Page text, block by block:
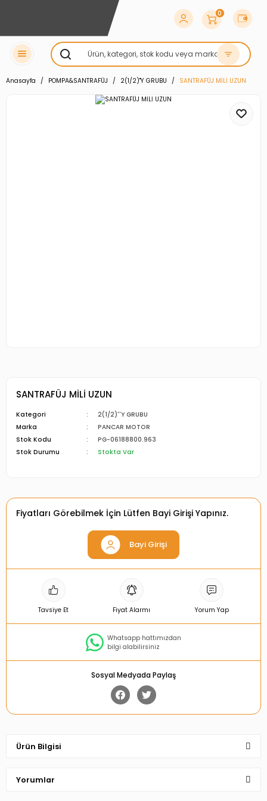
0
Anasayfa POMPA&SANTRAFÜJ 2(1/2)''Y GRUBU SANTRAFÜJ MİLİ UZUN
SANTRAFÜJ MİLİ UZUN
Kategori
2(1/2)''Y GRUBU
Marka
PANCAR MOTOR
Stok Kodu
PG-06188800.963
Stok Durumu
Stokta Var
Fiyatları Görebilmek İçin Lütfen Bayi Girişi Yapınız.
Bayi Girişi
Tavsiye Et Fiyat Alarmı Yorum Yap
Whatsapp hattımızdan
bilgi alabilirsiniz
Sosyal Medyada Paylaş
Ürün Bilgisi
Yorumlar